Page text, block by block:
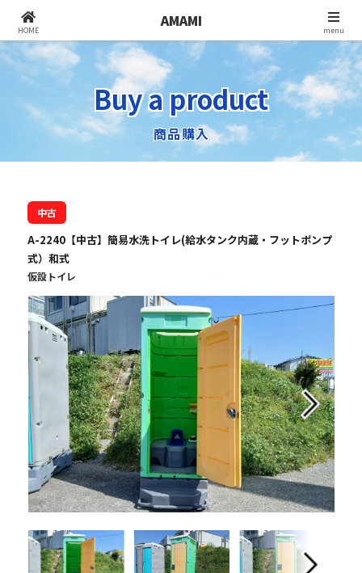
北九州でユニットハウス・コンテナ倉庫・
仮設トイレをお探しなら株式会社アマミ
Buy a product
商品購入
中古
A-2240【中古】簡易水洗トイレ(給水タンク内蔵・フットポンプ
式）和式
仮設トイレ
HOME
AMAMI
menu